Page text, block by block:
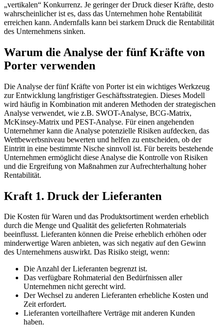
„vertikalen“ Konkurrenz. Je geringer der Druck dieser Kräfte, desto
wahrscheinlicher ist es, dass das Unternehmen hohe Rentabilität
erreichen kann. Andernfalls kann bei starkem Druck die Rentabilität
des Unternehmens sinken.
Warum die Analyse der fünf Kräfte von
Porter verwenden
Die Analyse der fünf Kräfte von Porter ist ein wichtiges Werkzeug
zur Entwicklung langfristiger Geschäftsstrategien. Dieses Modell
wird häufig in Kombination mit anderen Methoden der strategischen
Analyse verwendet, wie z.B. SWOT-Analyse, BCG-Matrix,
McKinsey-Matrix und PEST-Analyse. Für einen angehenden
Unternehmer kann die Analyse potenzielle Risiken aufdecken, das
Wettbewerbsniveau bewerten und helfen zu entscheiden, ob der
Eintritt in eine bestimmte Nische sinnvoll ist. Für bereits bestehende
Unternehmen ermöglicht diese Analyse die Kontrolle von Risiken
und die Ergreifung von Maßnahmen zur Aufrechterhaltung hoher
Rentabilität.
Kraft 1. Druck der Lieferanten
Die Kosten für Waren und das Produktsortiment werden erheblich
durch die Menge und Qualität des gelieferten Rohmaterials
beeinflusst. Lieferanten können die Preise erheblich erhöhen oder
minderwertige Waren anbieten, was sich negativ auf den Gewinn
des Unternehmens auswirkt. Das Risiko steigt, wenn:
Die Anzahl der Lieferanten begrenzt ist.
Das verfügbare Rohmaterial den Bedürfnissen aller
Unternehmen nicht gerecht wird.
Der Wechsel zu anderen Lieferanten erhebliche Kosten und
Zeit erfordert.
Lieferanten vorteilhaftere Verträge mit anderen Kunden
haben.